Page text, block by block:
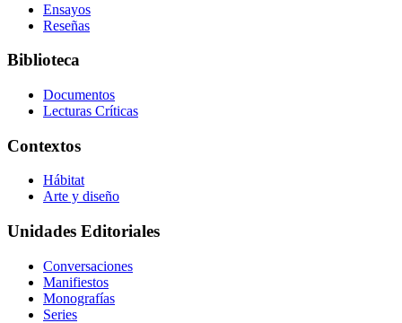
Ensayos
Reseñas
Biblioteca
Documentos
Lecturas Críticas
Contextos
Hábitat
Arte y diseño
Unidades Editoriales
Conversaciones
Manifiestos
Monografías
Series